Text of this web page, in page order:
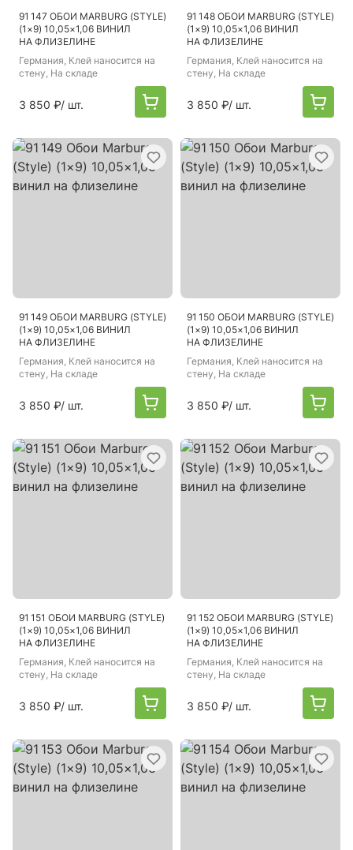
91 147 ОБОИ MARBURG (STYLE)
(1×9) 10,05×1,06 ВИНИЛ
НА ФЛИЗЕЛИНЕ
Германия, Клей наносится на
стену, На складе
3 850 ₽/ шт.
91 148 ОБОИ MARBURG (STYLE)
(1×9) 10,05×1,06 ВИНИЛ
НА ФЛИЗЕЛИНЕ
Германия, Клей наносится на
стену, На складе
3 850 ₽/ шт.
91 149 ОБОИ MARBURG (STYLE)
(1×9) 10,05×1,06 ВИНИЛ
НА ФЛИЗЕЛИНЕ
Германия, Клей наносится на
стену, На складе
3 850 ₽/ шт.
91 150 ОБОИ MARBURG (STYLE)
(1×9) 10,05×1,06 ВИНИЛ
НА ФЛИЗЕЛИНЕ
Германия, Клей наносится на
стену, На складе
3 850 ₽/ шт.
91 151 ОБОИ MARBURG (STYLE)
(1×9) 10,05×1,06 ВИНИЛ
НА ФЛИЗЕЛИНЕ
Германия, Клей наносится на
стену, На складе
3 850 ₽/ шт.
91 152 ОБОИ MARBURG (STYLE)
(1×9) 10,05×1,06 ВИНИЛ
НА ФЛИЗЕЛИНЕ
Германия, Клей наносится на
стену, На складе
3 850 ₽/ шт.